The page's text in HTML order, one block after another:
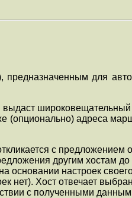
для
(опционально) адреса
с
другим хостам до
основании настроек
нет). Хост отвечает
с полученными